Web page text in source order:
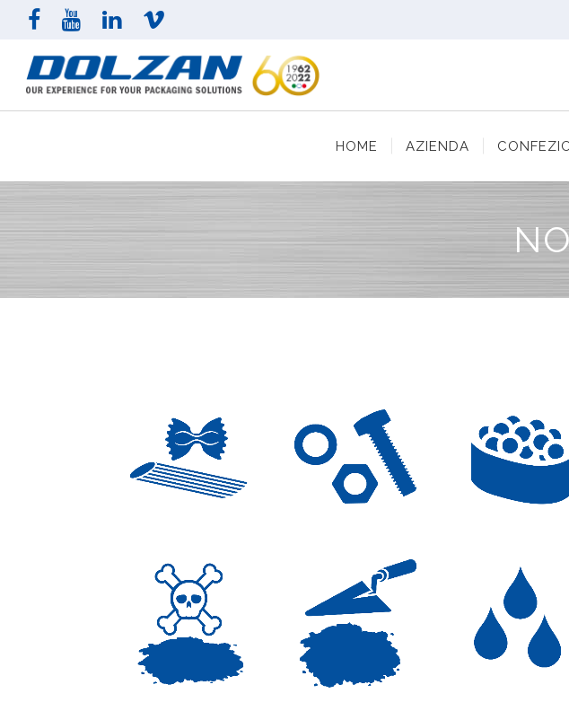
HOME AZIENDA
PASTA
MINUTERIE
METALLICHE
E PLASTICHE
CIBO PER
ANIMALI
INSETTICIDA
TOPICIDI
PRODOTTI
PER EDILIZIA
LIQUIDI